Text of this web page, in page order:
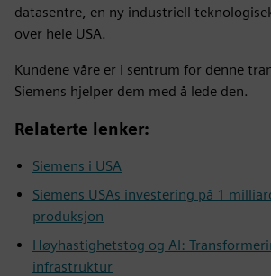
datasentre, en ny industriell
over hele USA.
Kundene våre er i sentrum for denne
Siemens hjelper dem med å lede den.
Relaterte lenker:
Siemens i USA
Siemens USAs investering på 1
produksjon
Høyhastighetstog og AI:
infrastruktur